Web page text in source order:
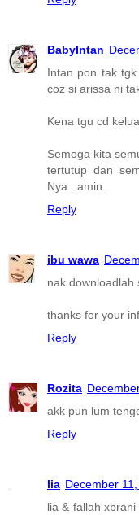
BabyIntan
Intan pon tak
coz si arissa ni
Kena tgu cd
Semoga kita
tertutup dan
Nya...amin.
Reply
ibu wawa
nak downloadlah
thanks for your
Reply
Rozita
akk pun lum
Reply
lia December
lia & fallah